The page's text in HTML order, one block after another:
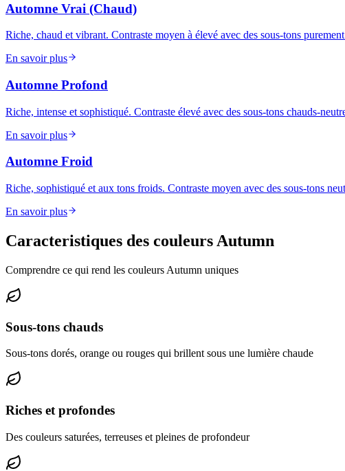
Automne Vrai (Chaud)
Riche, chaud et vibrant. Contraste moyen à élevé avec des sous-tons
En savoir plus
Automne Profond
Riche, intense et sophistiqué. Contraste élevé avec des sous-tons chauds-
En savoir plus
Automne Froid
Riche, sophistiqué et aux tons froids. Contraste moyen avec des sous-tons
En savoir plus
Caracteristiques des couleurs Autumn
Comprendre ce qui rend les couleurs Autumn uniques
Sous-tons chauds
Sous-tons dorés, orange ou rouges qui brillent sous une lumière chaude
Riches et profondes
Des couleurs saturées, terreuses et pleines de profondeur